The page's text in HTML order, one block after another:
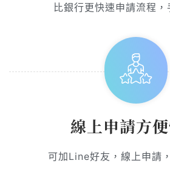
比銀行更快速申請流程
線上申請方
可加Line好友，線上申請